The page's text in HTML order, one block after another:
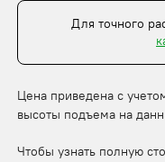
Для точного
Цена приведена с
высоты подъема на
Чтобы узнать полную